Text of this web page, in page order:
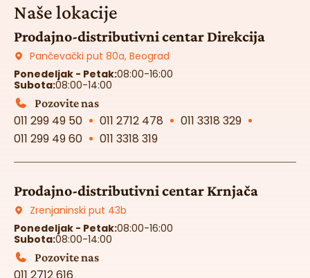
Naše lokacije
Prodajno-distributivni centar Direkcija
Pančevački put 80a, Beograd
Ponedeljak - Petak:08:00-16:00
Subota:08:00-14:00
Pozovite nas
011 299 49 50 011 2712 478
011 3318 329
011 299 49 60
011 3318 319
Prodajno-distributivni centar Krnjača
Zrenjaninski put 43b
Ponedeljak - Petak:08:00-16:00
Subota:08:00-14:00
Pozovite nas
011 2712 616